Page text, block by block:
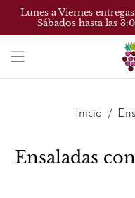
Lunes a Viernes
Sábados hasta las
Inicio
Ensaladas